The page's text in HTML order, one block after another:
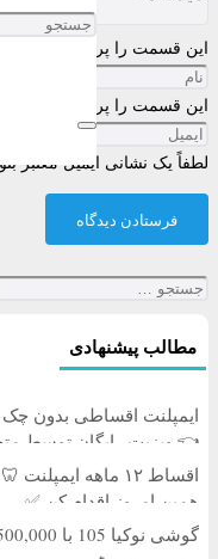
این قسمت را پر کنید
این قسمت را پر کنید
لطفاً یک نشانی ایمیل معتبر
فرستادن دیدگاه
جستجو
برای:
مطالب پیشنهادی
👈 ویزیت رایگان توسط
اقساط ۱۲ ماهه
همین امروز اقدام کن ✅